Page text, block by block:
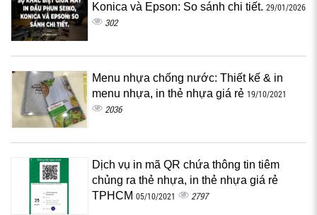
Konica và Epson: So sánh chi tiết. 29/01/2026
302
Menu nhựa chống nước: Thiết kế & in
menu nhựa, in thẻ nhựa giá rẻ 19/10/2021
2036
Dịch vụ in mã QR chứa thông tin tiêm
chủng ra thẻ nhựa, in thẻ nhựa giá rẻ
TPHCM 05/10/2021 2797